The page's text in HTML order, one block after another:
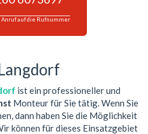
Anruf auf die Rufnummer
ist ein professioneller und
Monteur für Sie tätig. Wenn Sie
dann haben Sie die Möglichkeit
können für dieses Einsatzgebiet